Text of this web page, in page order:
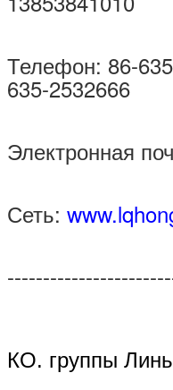
Телефон: 86-
635-2532666
Электронная
Сеть:
КО. группы